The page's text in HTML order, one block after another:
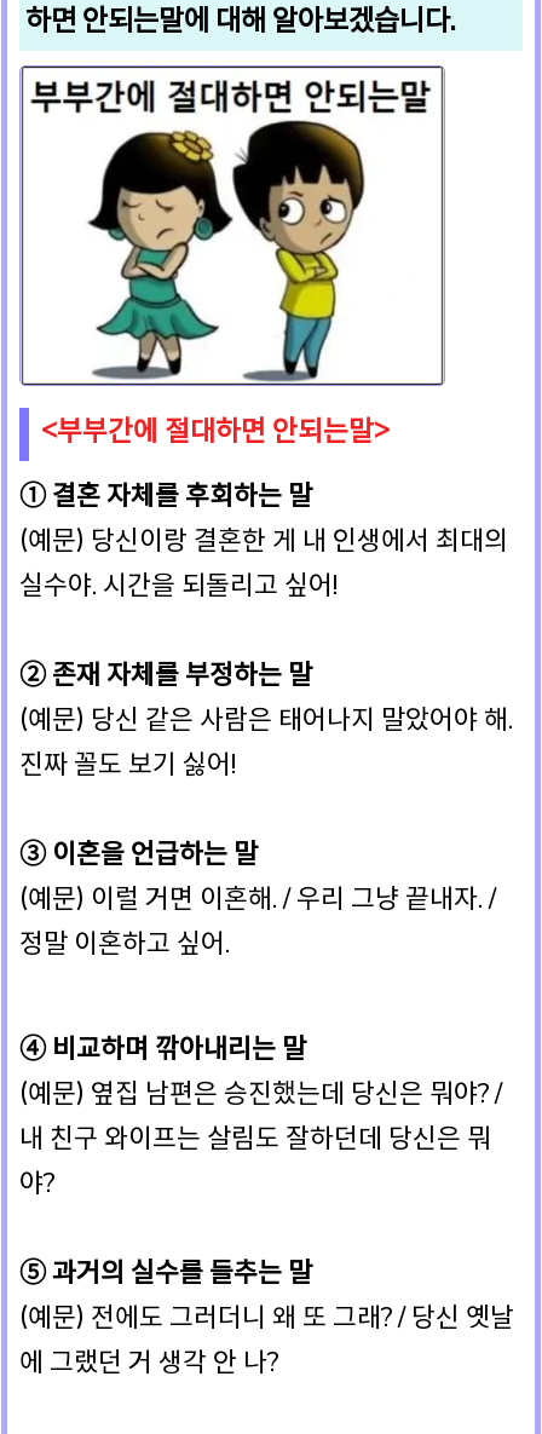
하면 안되는말에 대해 알아보겠습니다.
<부부간에 절대하면 안되는말>
① 결혼 자체를 후회하는 말
(예문) 당신이랑 결혼한 게 내 인생에서 최대의
실수야. 시간을 되돌리고 싶어!
② 존재 자체를 부정하는 말
(예문) 당신 같은 사람은 태어나지 말았어야 해.
진짜 꼴도 보기 싫어!
③ 이혼을 언급하는 말
(예문) 이럴 거면 이혼해. / 우리 그냥 끝내자. /
정말 이혼하고 싶어.
④ 비교하며 깎아내리는 말
(예문) 옆집 남편은 승진했는데 당신은 뭐야? /
내 친구 와이프는 살림도 잘하던데 당신은 뭐
야?
⑤ 과거의 실수를 들추는 말
(예문) 전에도 그러더니 왜 또 그래? / 당신 옛날
에 그랬던 거 생각 안 나?